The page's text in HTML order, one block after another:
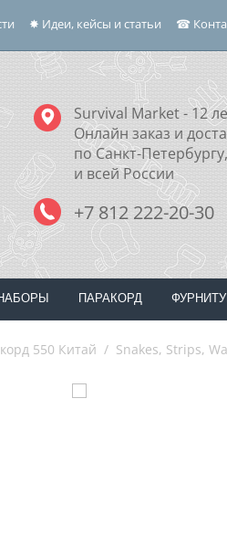
✸ Идеи, кейсы и статьи ☎
Survival Market - 12
Онлайн заказ и
по Санкт-
и всей России
+7 812 222-20-30
ПАРАКОРД
550 Китай / Snakes, Strips,